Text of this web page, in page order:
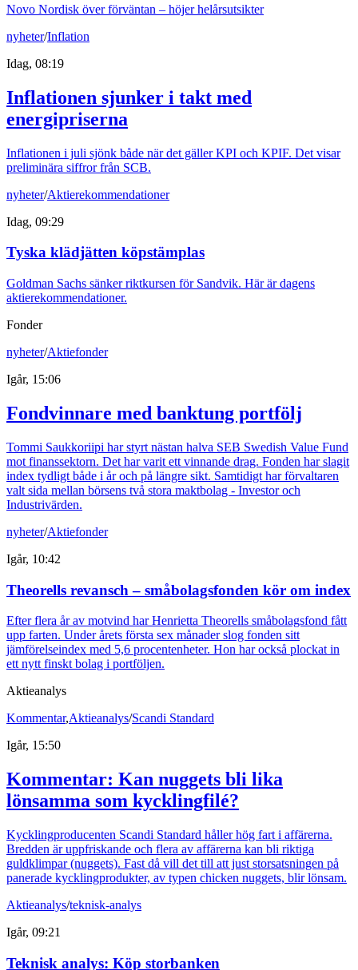
Novo Nordisk över förväntan – höjer helårsutsikter
nyheter/Inflation
Idag, 08:19
Inflationen sjunker i takt med
energipriserna
Inflationen i juli sjönk både när det gäller KPI och KPIF. Det visar
preliminära siffror från SCB.
nyheter/Aktierekommendationer
Idag, 09:29
Tyska klädjätten köpstämplas
Goldman Sachs sänker riktkursen för Sandvik. Här är dagens
aktierekommendationer.
Fonder
nyheter/Aktiefonder
Igår, 15:06
Fondvinnare med banktung portfölj
Tommi Saukkoriipi har styrt nästan halva SEB Swedish Value Fund
mot finanssektorn. Det har varit ett vinnande drag. Fonden har slagit
index tydligt både i år och på längre sikt. Samtidigt har förvaltaren
valt sida mellan börsens två stora maktbolag - Investor och
Industrivärden.
nyheter/Aktiefonder
Igår, 10:42
Theorells revansch – småbolagsfonden kör om index
Efter flera år av motvind har Henrietta Theorells småbolagsfond fått
upp farten. Under årets första sex månader slog fonden sitt
jämförelseindex med 5,6 procentenheter. Hon har också plockat in
ett nytt finskt bolag i portföljen.
Aktieanalys
Kommentar,Aktieanalys/Scandi Standard
Igår, 15:50
Kommentar: Kan nuggets bli lika
lönsamma som kycklingfilé?
Kycklingproducenten Scandi Standard håller hög fart i affärerna.
Bredden är uppfriskande och flera av affärerna kan bli riktiga
guldklimpar (nuggets). Fast då vill det till att just storsatsningen på
panerade kycklingprodukter, av typen chicken nuggets, blir lönsam.
Aktieanalys/teknisk-analys
Igår, 09:21
Teknisk analys: Köp storbanken